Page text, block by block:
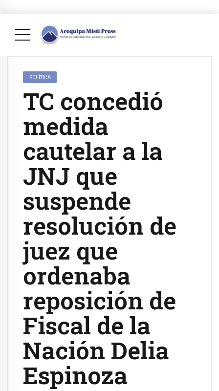
POLÍTICA
TC concedió
medida
cautelar a la
JNJ que
suspende
resolución de
juez que
ordenaba
reposición de
Fiscal de la
Nación Delia
Espinoza